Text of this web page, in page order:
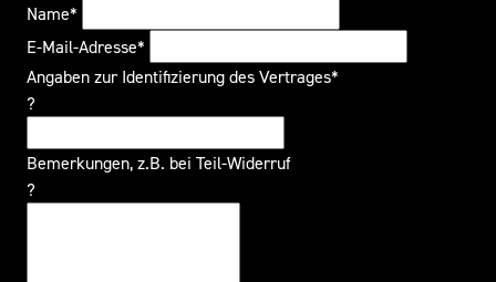
Name*
E-Mail-Adresse*
Angaben zur Identifizierung des Vertrages*
?
Bemerkungen, z.B. bei Teil-Widerruf
?